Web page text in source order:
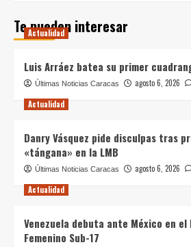
Te pueden interesar
Actualidad
Luis Arráez batea su primer
Últimas Noticias Caracas agosto 6, 2026
Actualidad
Danry Vásquez pide disculpas tras
«tángana» en la LMB
Últimas Noticias Caracas agosto 6, 2026
Actualidad
Venezuela debuta ante México en el
Femenino Sub-17